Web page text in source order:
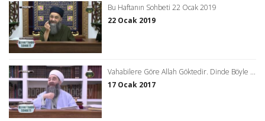
Bu Haftanın Sohbeti 22 Ocak 2019
22 Ocak 2019
Vahabilere Göre Allah Göktedir. Dinde Böyle ...
17 Ocak 2017